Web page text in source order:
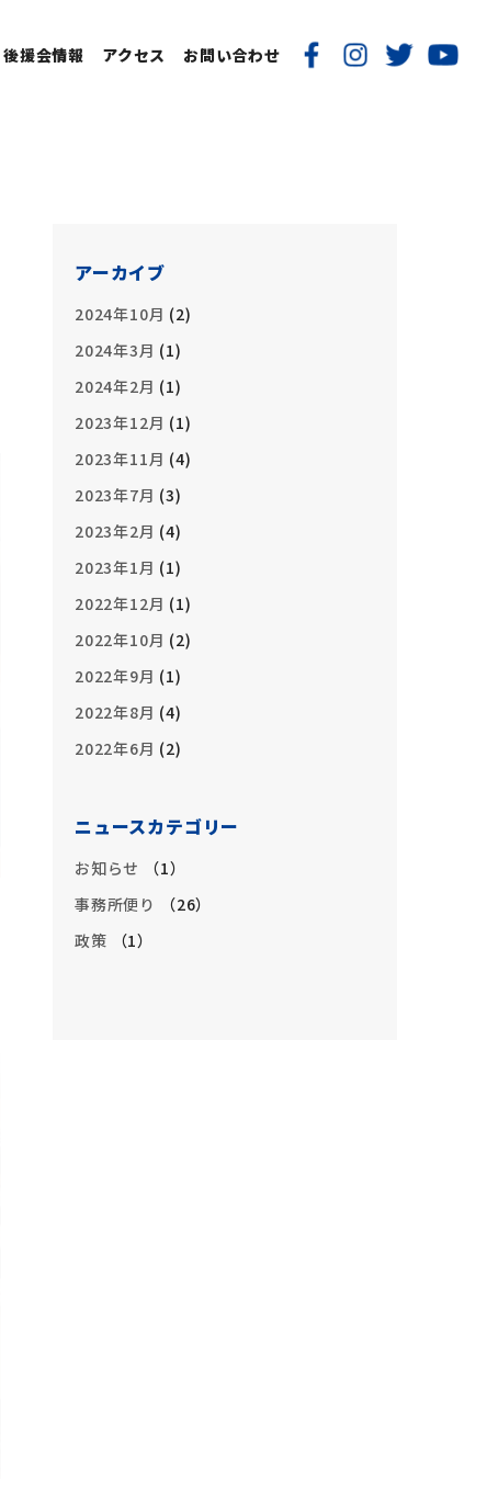
後援会情報 アクセス お問い合わせ
アーカイブ
2024年10月 (2)
2024年3月 (1)
2024年2月 (1)
2023年12月 (1)
2023年11月 (4)
2023年7月 (3)
2023年2月 (4)
2023年1月 (1)
2022年12月 (1)
2022年10月 (2)
2022年9月 (1)
2022年8月 (4)
2022年6月 (2)
ニュースカテゴリー
お知らせ
1
事務所便り
26
政策
1